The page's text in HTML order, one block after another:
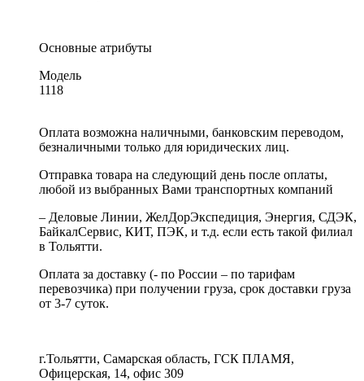
Основные атрибуты
Модель
1118
Оплата возможна наличными, банковским переводом,
безналичными только для юридических лиц.
Отправка товара на следующий день после оплаты,
любой из выбранных Вами транспортных компаний
– Деловые Линии, ЖелДорЭкспедиция, Энергия, СДЭК,
БайкалСервис, КИТ, ПЭК, и т.д. если есть такой филиал
в Тольятти.
Оплата за доставку (- по России – по тарифам
перевозчика) при получении груза, срок доставки груза
от 3-7 суток.
г.Тольятти, Самарская область, ГСК ПЛАМЯ,
Офицерская, 14, офис 309